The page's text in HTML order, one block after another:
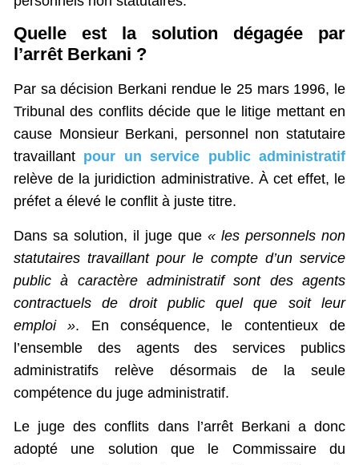
Quelle est la solution dégagée par
l’arrêt Berkani ?
Par sa décision Berkani rendue le 25 mars 1996, le
Tribunal des conflits décide que le litige mettant en
cause Monsieur Berkani, personnel non statutaire
travaillant pour un service public administratif
relève de la juridiction administrative. À cet effet, le
préfet a élevé le conflit à juste titre.
Dans sa solution, il juge que « les personnels non
statutaires travaillant pour le compte d’un service
public à caractère administratif sont des agents
contractuels de droit public quel que soit leur
emploi ». En conséquence, le contentieux de
l’ensemble des agents des services publics
administratifs relève désormais de la seule
compétence du juge administratif.
Le juge des conflits dans l’arrêt Berkani a donc
adopté une solution que le Commissaire du